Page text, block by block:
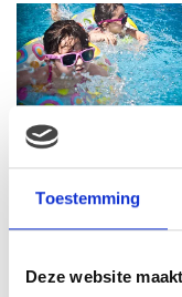
Toestemming
Deze website